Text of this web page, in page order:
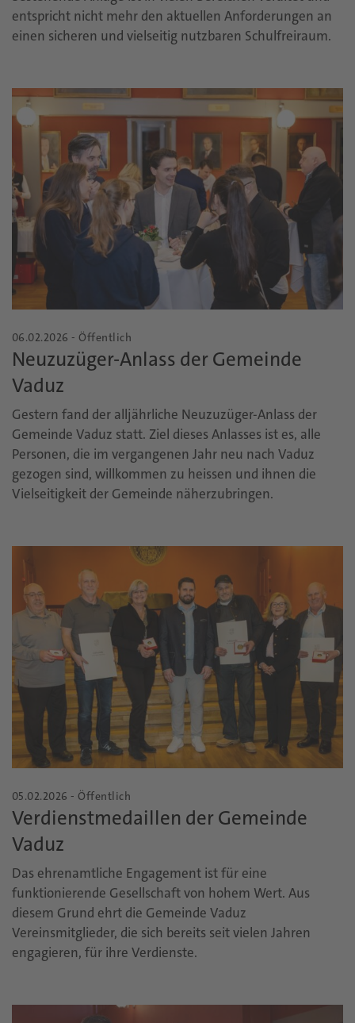
entspricht nicht mehr den aktuellen Anforderungen an
einen sicheren und vielseitig nutzbaren Schulfreiraum.
06.02.2026 - Öffentlich
Neuzuzüger-Anlass der Gemeinde
Vaduz
Gestern fand der alljährliche Neuzuzüger-Anlass der
Gemeinde Vaduz statt. Ziel dieses Anlasses ist es, alle
Personen, die im vergangenen Jahr neu nach Vaduz
gezogen sind, willkommen zu heissen und ihnen die
Vielseitigkeit der Gemeinde näherzubringen.
05.02.2026 - Öffentlich
Verdienstmedaillen der Gemeinde
Vaduz
Das ehrenamtliche Engagement ist für eine
funktionierende Gesellschaft von hohem Wert. Aus
diesem Grund ehrt die Gemeinde Vaduz
Vereinsmitglieder, die sich bereits seit vielen Jahren
engagieren, für ihre Verdienste.